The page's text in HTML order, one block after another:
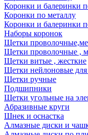
Коронки и балеринки
Коронки по металлу
Коронки и балеринки
Наборы коронок
Щетки
Щетки проволочные ,
Щетки витые , жесткие
Щетки нейлоновые
Щетки ручные
Подшипники
Щетки угольные на
Абразивные круги
Шнек и оснастка
Алмазные диски и